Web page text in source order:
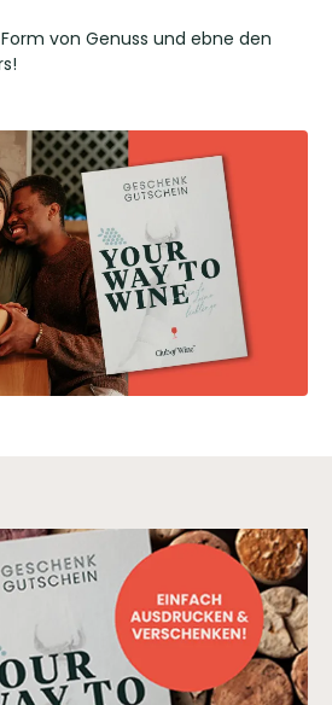
von Genuss und ebne den